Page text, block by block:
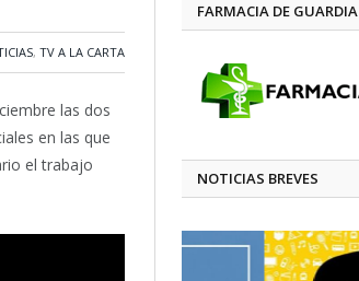
, TV A LA CARTA
las dos
en las que
el trabajo
FARMACIA DE GUARDIA
NOTICIAS BREVES